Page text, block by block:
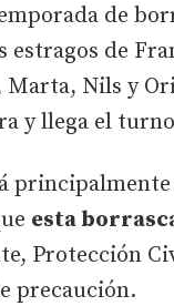
de
estragos de
Nils y
y llega el
esta
Protección
precaución.